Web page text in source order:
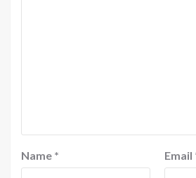
Name * Email